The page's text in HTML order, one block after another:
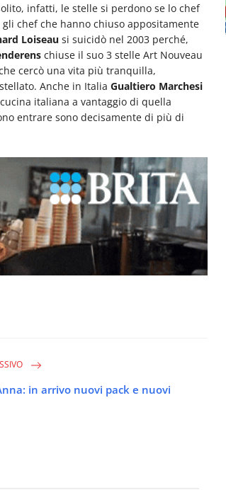
infatti, le stelle si perdono se lo chef
chef che hanno chiuso appositamente
Loiseau si suicidò nel 2003 perché,
chiuse il suo 3 stelle Art Nouveau
cercò una vita più tranquilla,
Anche in Italia Gualtiero Marchesi
italiana a vantaggio di quella
entrare sono decisamente di più di
in arrivo nuovi pack e nuovi